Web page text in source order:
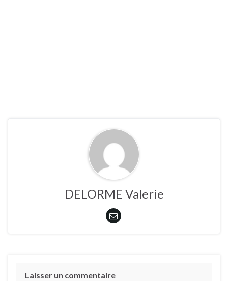
DELORME Valerie
Laisser un commentaire